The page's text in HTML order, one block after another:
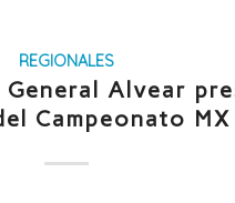
REGIONALES
General Alvear
Campeonato